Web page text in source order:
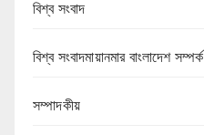
বিশ্ব সংবাদ
বিশ্ব সংবাদমায়ানমার বাংলাদেশ সম্পর্ক
সম্পাদকীয়